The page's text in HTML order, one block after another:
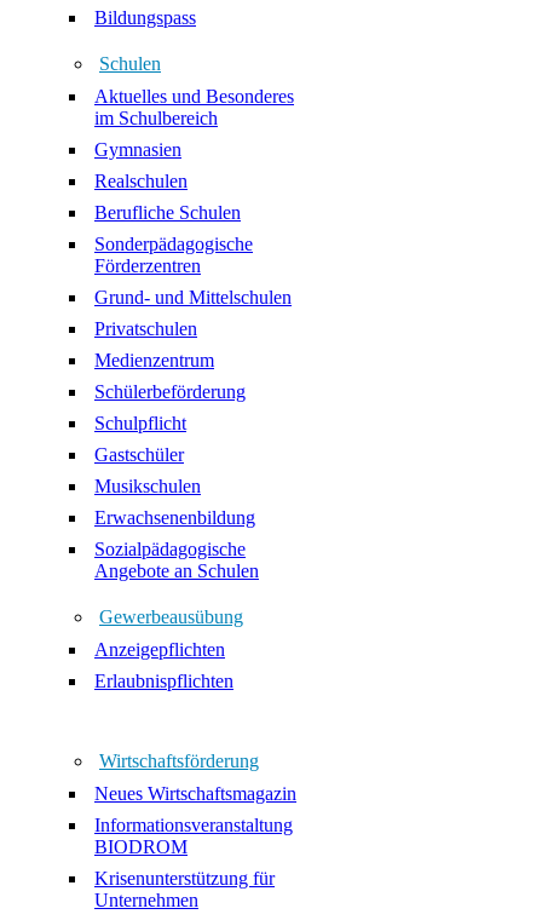
Bildungspass
Schulen
Aktuelles und Besonderes
im Schulbereich
Gymnasien
Realschulen
Berufliche Schulen
Sonderpädagogische
Förderzentren
Grund- und Mittelschulen
Privatschulen
Medienzentrum
Schülerbeförderung
Schulpflicht
Gastschüler
Musikschulen
Erwachsenenbildung
Sozialpädagogische
Angebote an Schulen
Gewerbeausübung
Anzeigepflichten
Erlaubnispflichten
Wirtschaftsförderung
Neues Wirtschaftsmagazin
Informationsveranstaltung
BIODROM
Krisenunterstützung für
Unternehmen